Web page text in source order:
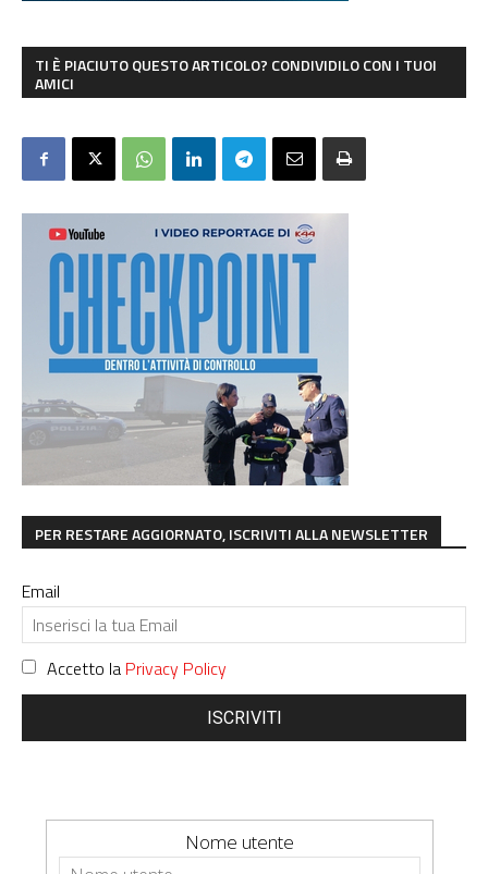
TI È PIACIUTO QUESTO ARTICOLO? CONDIVIDILO CON I TUOI
AMICI
PER RESTARE AGGIORNATO, ISCRIVITI ALLA NEWSLETTER
Email
Accetto la Privacy Policy
ISCRIVITI
Nome utente